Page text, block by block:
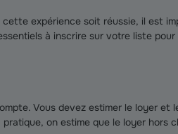
expérience soit réussie, il est
à inscrire sur votre liste
Vous devez estimer le loyer et
on estime que le loyer hors